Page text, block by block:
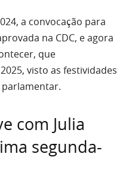
a convocação para
na CDC, e agora
que
visto as festividades
parlamentar.
com Julia
segunda-